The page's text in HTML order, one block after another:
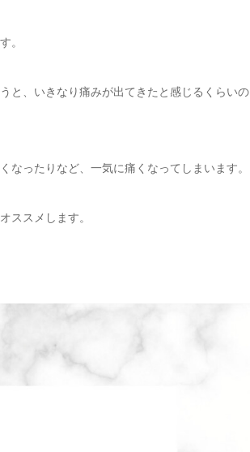
。
と、いきなり痛みが出てきたと感じるくらいの
なったりなど、一気に痛くなってしまいます。
ススメします。